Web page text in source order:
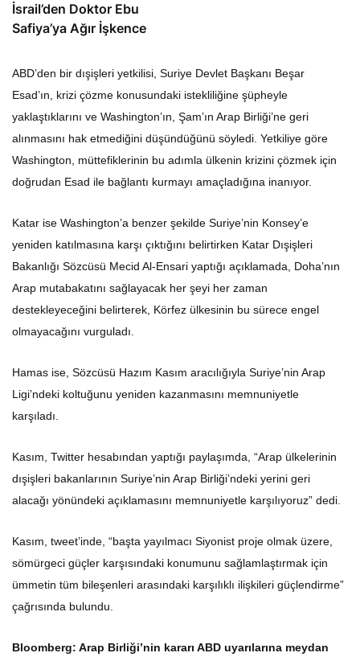
İsrail’den Doktor Ebu
Safiya’ya Ağır İşkence
ABD’den bir dışişleri yetkilisi, Suriye Devlet Başkanı Beşar
Esad’ın, krizi çözme konusundaki istekliliğine şüpheyle
yaklaştıklarını ve Washington’ın, Şam’ın Arap Birliği’ne geri
alınmasını hak etmediğini düşündüğünü söyledi. Yetkiliye göre
Washington, müttefiklerinin bu adımla ülkenin krizini çözmek için
doğrudan Esad ile bağlantı kurmayı amaçladığına inanıyor.
Katar ise Washington’a benzer şekilde Suriye’nin Konsey’e
yeniden katılmasına karşı çıktığını belirtirken Katar Dışişleri
Bakanlığı Sözcüsü Mecid Al-Ensari yaptığı açıklamada, Doha’nın
Arap mutabakatını sağlayacak her şeyi her zaman
destekleyeceğini belirterek, Körfez ülkesinin bu sürece engel
olmayacağını vurguladı.
Hamas ise, Sözcüsü Hazım Kasım aracılığıyla Suriye’nin Arap
Ligi’ndeki koltuğunu yeniden kazanmasını memnuniyetle
karşıladı.
Kasım, Twitter hesabından yaptığı paylaşımda, “Arap ülkelerinin
dışişleri bakanlarının Suriye’nin Arap Birliği’ndeki yerini geri
alacağı yönündeki açıklamasını memnuniyetle karşılıyoruz” dedi.
Kasım, tweet’inde, “başta yayılmacı Siyonist proje olmak üzere,
sömürgeci güçler karşısındaki konumunu sağlamlaştırmak için
ümmetin tüm bileşenleri arasındaki karşılıklı ilişkileri güçlendirme”
çağrısında bulundu.
Bloomberg: Arap Birliği’nin kararı ABD uyarılarına meydan